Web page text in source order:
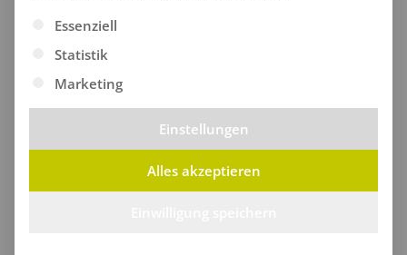
Rucksack Vintage Pevi
Rucksack Vintage Rilo
Es folgt eine Liste der Service-Gruppen, für die eine
Essenziell
Statistik
Marketing
Einstellungen
Alles akzeptieren